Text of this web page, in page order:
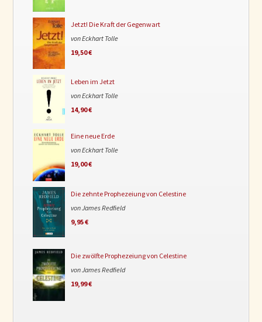
Jetzt! Die Kraft der Gegenwart
von Eckhart Tolle
19,50 €
Leben im Jetzt
von Eckhart Tolle
14,90 €
Eine neue Erde
von Eckhart Tolle
19,00 €
Die zehnte Prophezeiung von Celestine
von James Redfield
9,95 €
Die zwölfte Prophezeiung von Celestine
von James Redfield
19,99 €